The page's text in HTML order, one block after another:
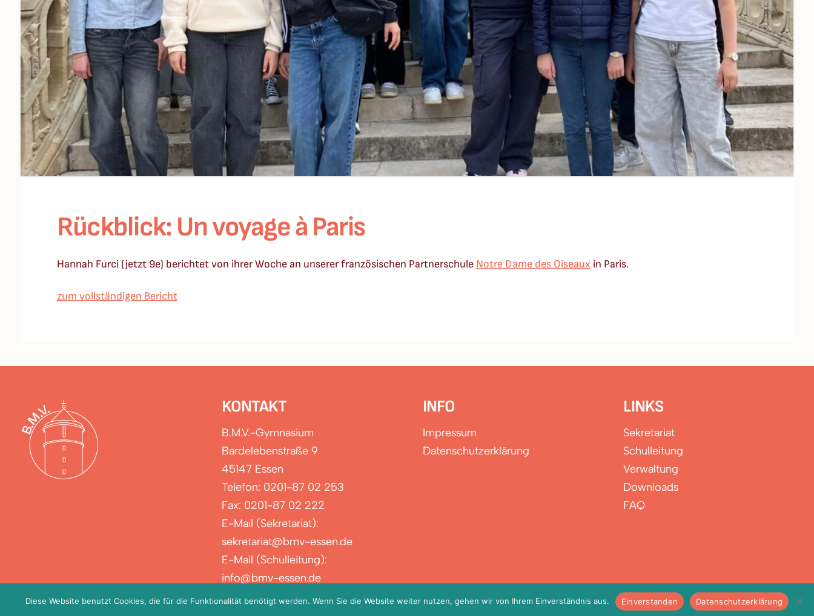
Rückblick: Un voyage à Paris
Hannah Furci (jetzt 9e) berichtet von ihrer Woche an unserer französischen Partnerschule Notre Dame des Oiseauxin Paris.
zum vollständigen Bericht
KONTAKT
B.M.V.-Gymnasium
Bardelebenstraße 9
45147 Essen
Telefon: 0201-87 02 253
Fax: 0201-87 02 222
E-Mail (Sekretariat):
sekretariat@bmv-essen.de
E-Mail (Schulleitung):
info@bmv-essen.de
INFO
Impressum
Datenschutzerklärung
LINKS
Sekretariat
Schulleitung
Verwaltung
Downloads
FAQ
Diese Website benutzt Cookies, die für die Funktionalität benötigt werden. Wenn Sie die Website weiter nutzen, gehen wir von Ihrem Einverständnis aus. Einverstanden Datenschutzerklärung